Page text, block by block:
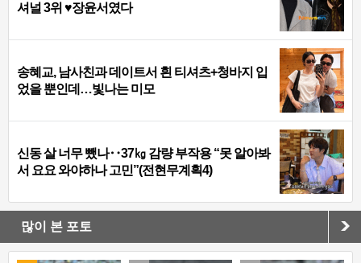
셔널 3위 ♥장윤서였다
송혜교, 남사친과 데이트서 흰 티셔츠+청바지 입
었을 뿐인데…빛나는 미모
신동 살 너무 뺐나‥37㎏ 감량 부작용 “못 알아봐
서 요요 와야하나 고민”(전현무계획4)
많이 본 포토